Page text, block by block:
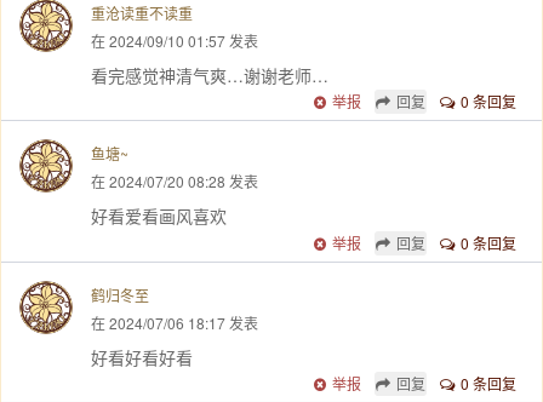
重沧读重不读重
在 2024/09/10 01:57 发表
看完感觉神清气爽…谢谢老师…
0 条回复
回复
举报
鱼塘~
在 2024/07/20 08:28 发表
好看爱看画风喜欢
0 条回复
回复
举报
鹤归冬至
在 2024/07/06 18:17 发表
好看好看好看
0 条回复
回复
举报